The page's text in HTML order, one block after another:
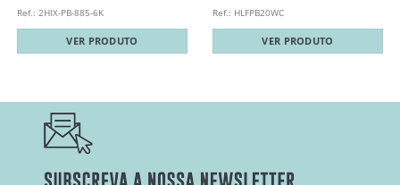
Ref.: 2HIX-PB-885-6K
VER PRODUTO
Ref.: HLFPB20WC
VER PRODUTO